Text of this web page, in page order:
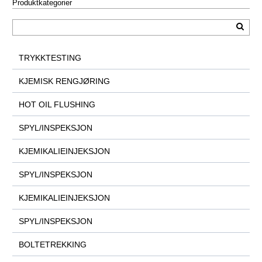
Produktkategorier
TRYKKTESTING
KJEMISK RENGJØRING
HOT OIL FLUSHING
SPYL/INSPEKSJON
KJEMIKALIEINJEKSJON
SPYL/INSPEKSJON
KJEMIKALIEINJEKSJON
SPYL/INSPEKSJON
BOLTETREKKING